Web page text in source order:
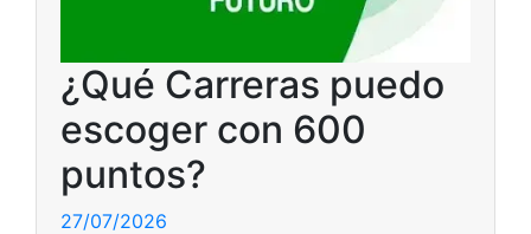
¿Qué Carreras puedo
escoger con 600
puntos?
27/07/2026